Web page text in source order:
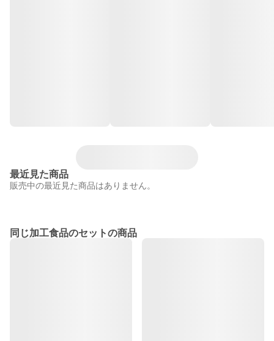
最近見た商品
販売中の最近見た商品はありません。
同じ加工食品のセットの商品